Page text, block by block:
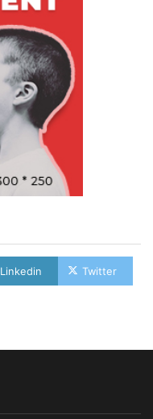
Linkedin Twitter